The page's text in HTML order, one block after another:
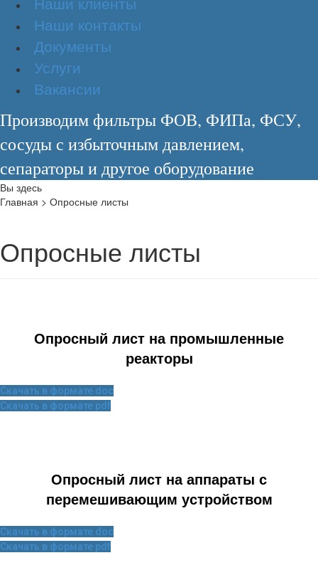
Наши клиенты
Наши контакты
Документы
Услуги
Вакансии
Производим фильтры ФОВ, ФИПа, ФСУ,
сосуды с избыточным давлением,
сепараторы и другое оборудование
Вы здесь
Главная > Опросные листы
Опросные листы
Опросный лист на промышленные
реакторы
Скачать в формате doc
Скачать в формате pdf
Опросный лист на аппараты с
перемешивающим устройством
Скачать в формате doc
Скачать в формате pdf